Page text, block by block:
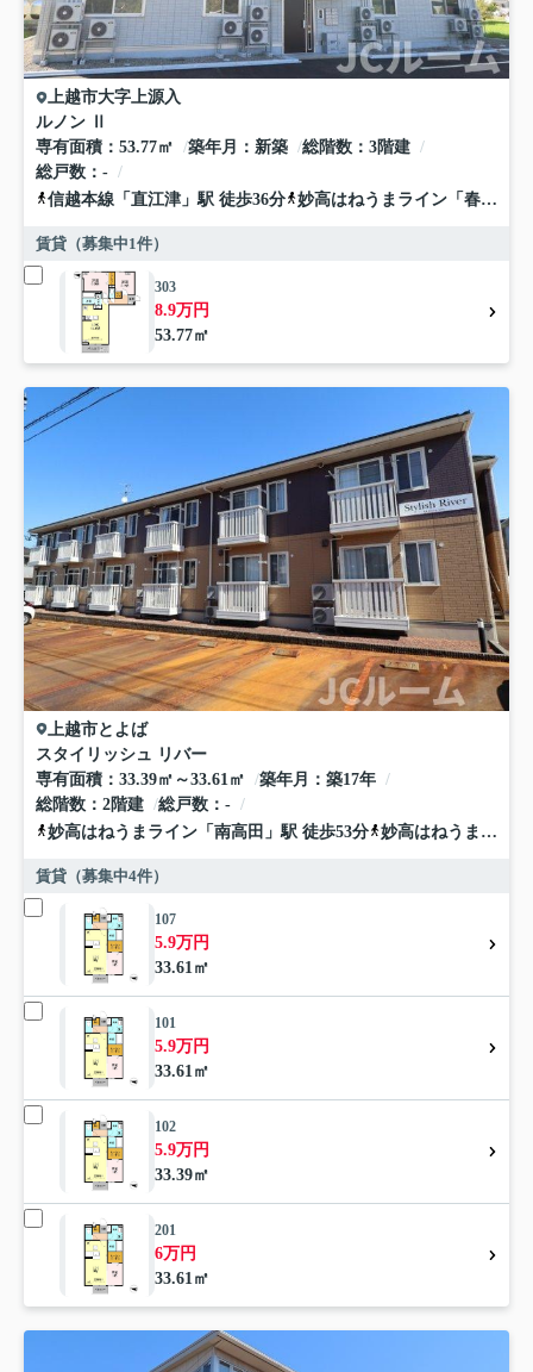
上越市大字上源入
ルノン Ⅱ
専有面積
53.77㎡ 築年月 新築 総階数
3階建
総戸数
-
信越本線 「 直江津 」駅 徒歩36分 妙高はねうまライン 「 春日山
賃貸（募集中1件）
303
8.9万円
53.77㎡
上越市とよば
スタイリッシュ リバー
専有面積
33.39㎡～33.61㎡ 築年月
築17年
総階数
2階建 総戸数
-
妙高はねうまライン 「 南高田 」駅 徒歩53分 妙高はねうまライン
賃貸（募集中4件）
107
5.9万円
33.61㎡
101
5.9万円
33.61㎡
102
5.9万円
33.39㎡
201
6万円
33.61㎡